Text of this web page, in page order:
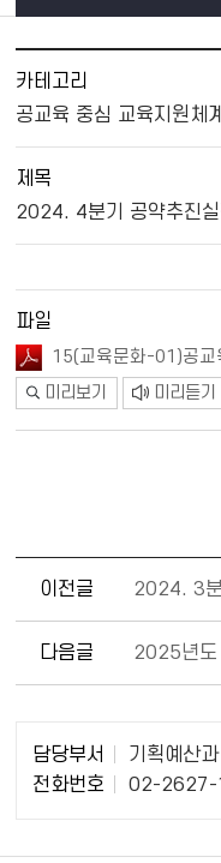
카테고리
공교육 중심 교육지원체계
제목
2024. 4분기 공약추진실
파일
미리보기
미리듣기
이전글 2024. 3
다음글 2025년도
당
자
보
담당부서
기획예산과
전화번호
02-2627-